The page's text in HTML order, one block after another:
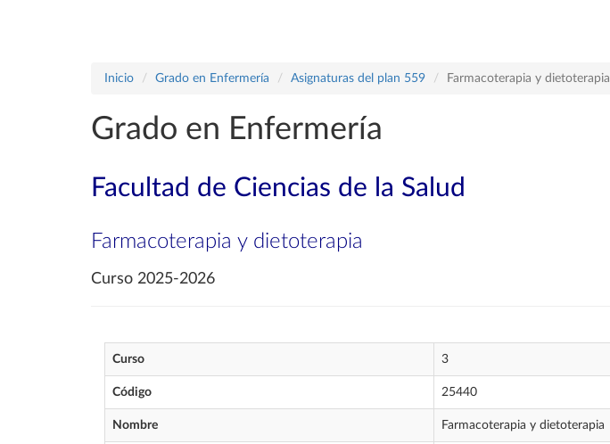
Inicio Grado en Enfermería Asignaturas del plan 559 Farmacoterapia y dietoterapia
Grado en Enfermería
Facultad de Ciencias de la Salud
Farmacoterapia y dietoterapia
Curso 2025-2026
Curso 3
Código 25440
Nombre Farmacoterapia y dietoterapia